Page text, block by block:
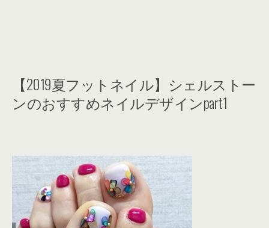
【2019夏フットネイル】シェルストー
ンのおすすめネイルデザインpart1